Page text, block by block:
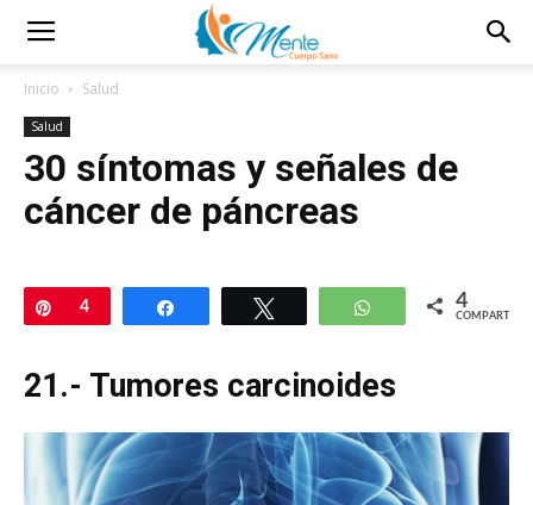
Inicio Salud
Salud
30 síntomas y señales de
cáncer de páncreas
Pin
4 Compartir WhatsApp
4
COMPARTIR
21.- Tumores carcinoides